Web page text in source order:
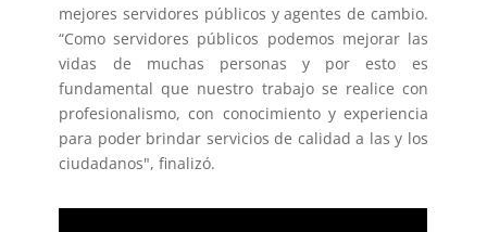
mejores servidores públicos y agentes de cambio.
“Como servidores públicos podemos mejorar las
vidas de muchas personas y por esto es
fundamental que nuestro trabajo se realice con
profesionalismo, con conocimiento y experiencia
para poder brindar servicios de calidad a las y los
ciudadanos", finalizó.